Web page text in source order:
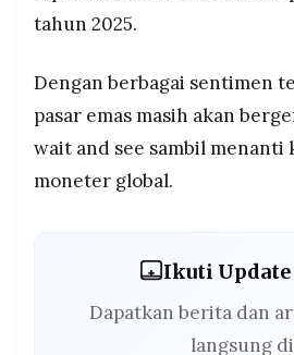
tahun 2025.
Dengan berbagai sentimen
pasar emas masih akan
wait and see sambil menanti
moneter global.
Ikuti
Dapatkan berita dan
langsung